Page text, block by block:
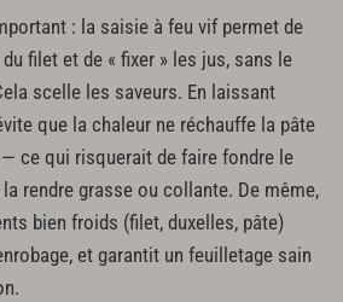
: la saisie à feu vif permet de
filet et de « fixer » les jus, sans le
scelle les saveurs. En laissant
que la chaleur ne réchauffe la pâte
ce qui risquerait de faire fondre le
rendre grasse ou collante. De même,
bien froids (filet, duxelles, pâte)
et garantit un feuilletage sain